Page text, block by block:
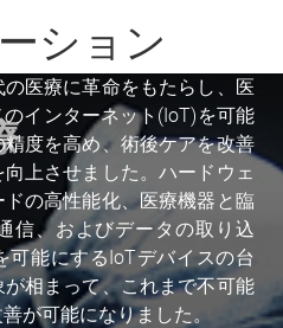
ータ収集向け EN 50155認証
tBOX210」を発表
、ヒューマノイドロボット、
AIビジョン技術を推進
ション
医療に革命をもたらし、医
インターネット(IoT)を可能
度を高め、術後ケアを改善
上させました。ハードウェ
の高性能化、医療機器と臨
信、およびデータの取り込
可能にするIoTデバイスの台
相まって、これまで不可能
が可能になりました。